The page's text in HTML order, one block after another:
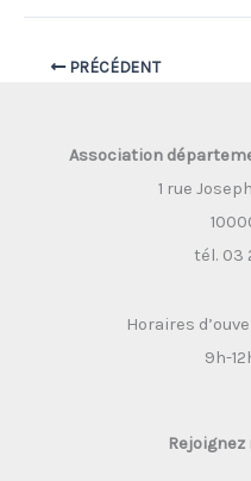
PRÉCÉDENT
Association
1 rue
tél. 03
Horaires
9h-
Rejoignez